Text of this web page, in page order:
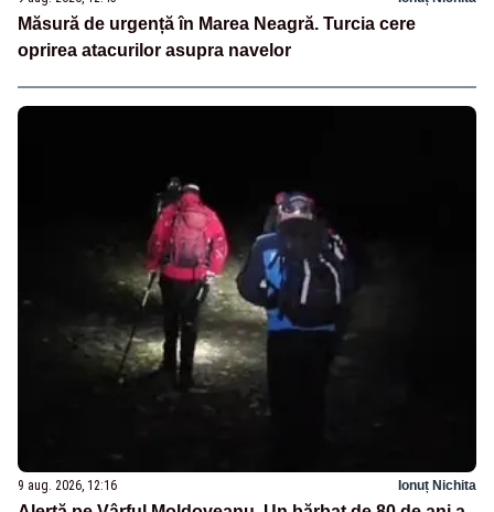
Măsură de urgență în Marea Neagră. Turcia cere
oprirea atacurilor asupra navelor
9 aug. 2026, 12:16 Ionuț Nichita